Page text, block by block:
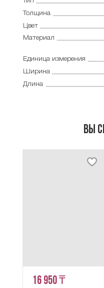
Толщина
Цвет
Материал
Единица измерения
Ширина
Длина
Вы
16 950 ₸